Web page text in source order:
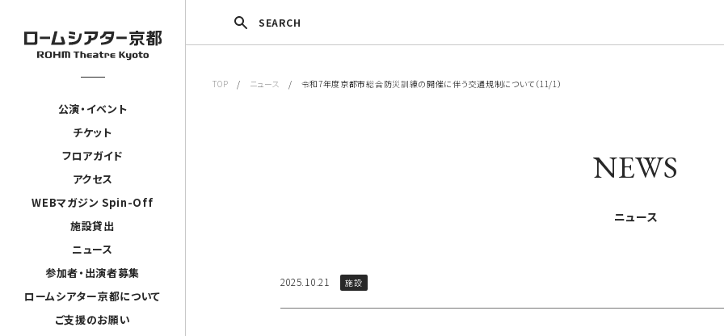
公演・イベント
チケット
フロアガイド
アクセス
WEBマガジン Spin-Off
施設貸出
ニュース
参加者・出演者募集
ロームシアター京都について
ご支援のお願い
SEARCH
TOP / ニュース / 令和7年度京都市総合防災訓練の開催に伴う交通規制について（11/1）
NEWS
ニュース
2025.10.21 施設